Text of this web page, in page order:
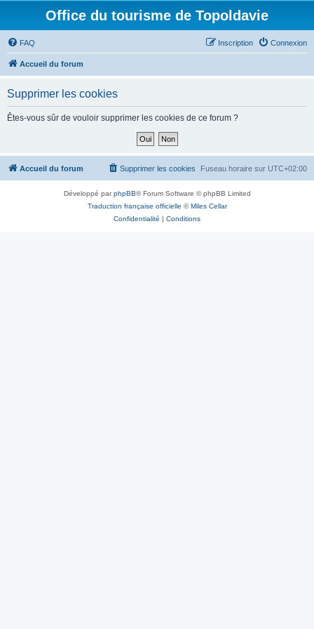
Office du tourisme de Topoldavie
FAQ Connexion
Inscription
Accueil du forum
Supprimer les cookies
Êtes-vous sûr de vouloir supprimer les cookies de ce forum ?
Accueil du forum Fuseau horaire sur UTC+02:00
Supprimer les cookies
Développé parphpBB® Forum Software © phpBB Limited
Traduction française officielle ©Miles Cellar
Confidentialité | Conditions